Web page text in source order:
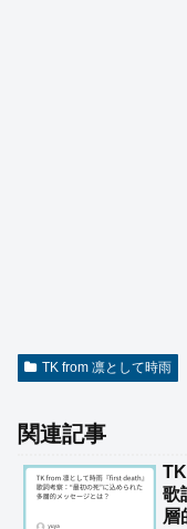
TK from 凛として時雨
関連記事
歌
層